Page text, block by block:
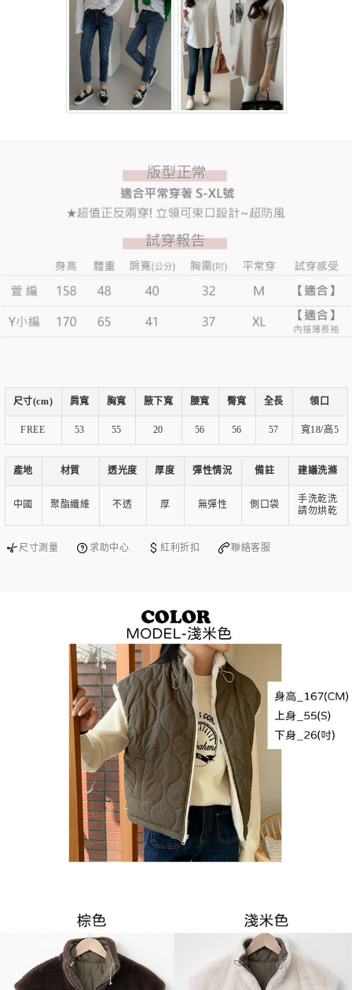
尺寸(cm) 肩寬 胸寬 腋下寬 腰寬 臀寬 全長 領口
FREE 53 55 20 56 56 57 寬18/高5
產地 材質 透光度 厚度 彈性情況 備註 建議洗滌
中國 聚酯纖維 不透 厚 無彈性 側口袋
手洗乾洗
請勿烘乾
尺寸測量 求助中心 紅利折扣 聯絡客服